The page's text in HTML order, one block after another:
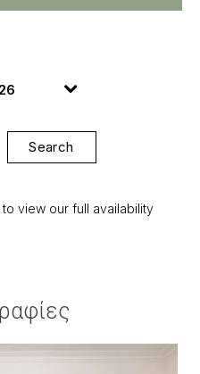
Search
view our full availability